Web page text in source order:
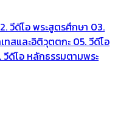
วีดีโอ พระสูตรศึกษา 03.
ทสและอิติวุตตกะ 05. วีดีโอ
วีดีโอ หลักธรรมตามพระ